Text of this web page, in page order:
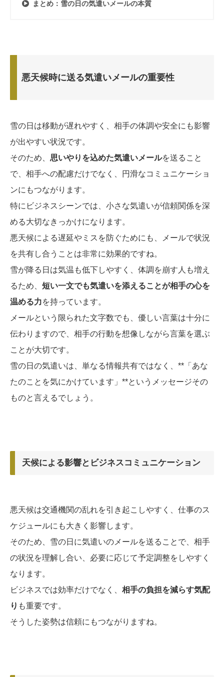
まとめ：雪の日の気遣いメールの本質
悪天候時に送る気遣いメールの重要性
雪の日は移動が遅れやすく、相手の体調や安全にも影響
が出やすい状況です。
そのため、 思いやりを込めた気遣いメールを送ること
で、相手への配慮だけでなく、円滑なコミュニケーショ
ンにもつながります。
特にビジネスシーンでは、小さな気遣いが信頼関係を深
める大切なきっかけになります。
悪天候による遅延やミスを防ぐためにも、メールで状況
を共有し合うことは非常に効果的ですね。
雪が降る日は気温も低下しやすく、体調を崩す人も増え
るため、 短い一文でも気遣いを添えることが相手の心を
温める力を持っています。
メールという限られた文字数でも、優しい言葉は十分に
伝わりますので、相手の行動を想像しながら言葉を選ぶ
ことが大切です。
雪の日の気遣いは、単なる情報共有ではなく、**「あな
たのことを気にかけています」**というメッセージその
ものと言えるでしょう。
天候による影響とビジネスコミュニケーション
悪天候は交通機関の乱れを引き起こしやすく、仕事のス
ケジュールにも大きく影響します。
そのため、雪の日に気遣いのメールを送ることで、相手
の状況を理解し合い、必要に応じて予定調整をしやすく
なります。
ビジネスでは効率だけでなく、 相手の負担を減らす気配
り も重要です。
そうした姿勢は信頼にもつながりますね。